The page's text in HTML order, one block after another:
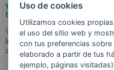
Vídeo ESCUELA DE
UPV/EHU
Vídeo realizado a Estibaliz
Internacionales y de
de Vitoria-Gasteiz,...
Uso de cookies
Utilizamos cookies
el uso del sitio web y
con tus preferencias sobre
elaborado a partir de tus
ejemplo, páginas